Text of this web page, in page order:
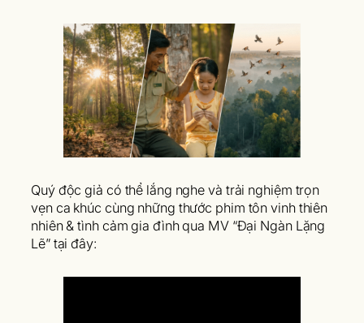
Quý độc giả có thể lắng nghe và trải nghiệm trọn
vẹn ca khúc cùng những thước phim tôn vinh thiên
nhiên & tình cảm gia đình qua MV “Đại Ngàn Lặng
Lẽ” tại đây: